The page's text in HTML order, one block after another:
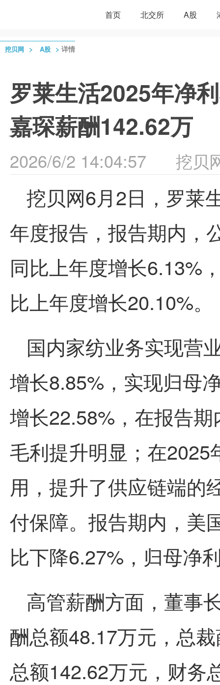
首页 北交所 A股
挖贝网 > A股 > 详情
罗莱生活2025年净
嘉琛薪酬142.62万
2026/6/2 14:04:57 挖贝
挖贝网6月2日，罗莱
年度报告，报告期内，
同比上年度增长6.13%
比上年度增长20.10%。
国内家纺业务实现营
增长8.85%，实现归母
增长22.58%，在报告
毛利提升明显；在
用，提升了供应链端的
付保障。报告期内，美
比下降6.27%，归母净
高管薪酬方面，董事
酬总额48.17万元，总
总额142.62万元，财务